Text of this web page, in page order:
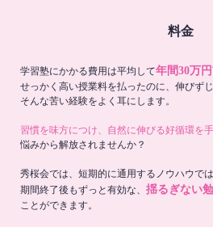
料金
学習塾にかかる費用は平均して年間30万
せっかく高い授業料を払ったのに、伸びず
そんな苦い経験をよく耳にします。
習慣を味方につけ、自然に伸びる好循環を
悩みから解放されませんか？
秀桜会では、短期的に通用するノウハウでは
期間終了後もずっと有効な、 揺るぎない
ことができます。